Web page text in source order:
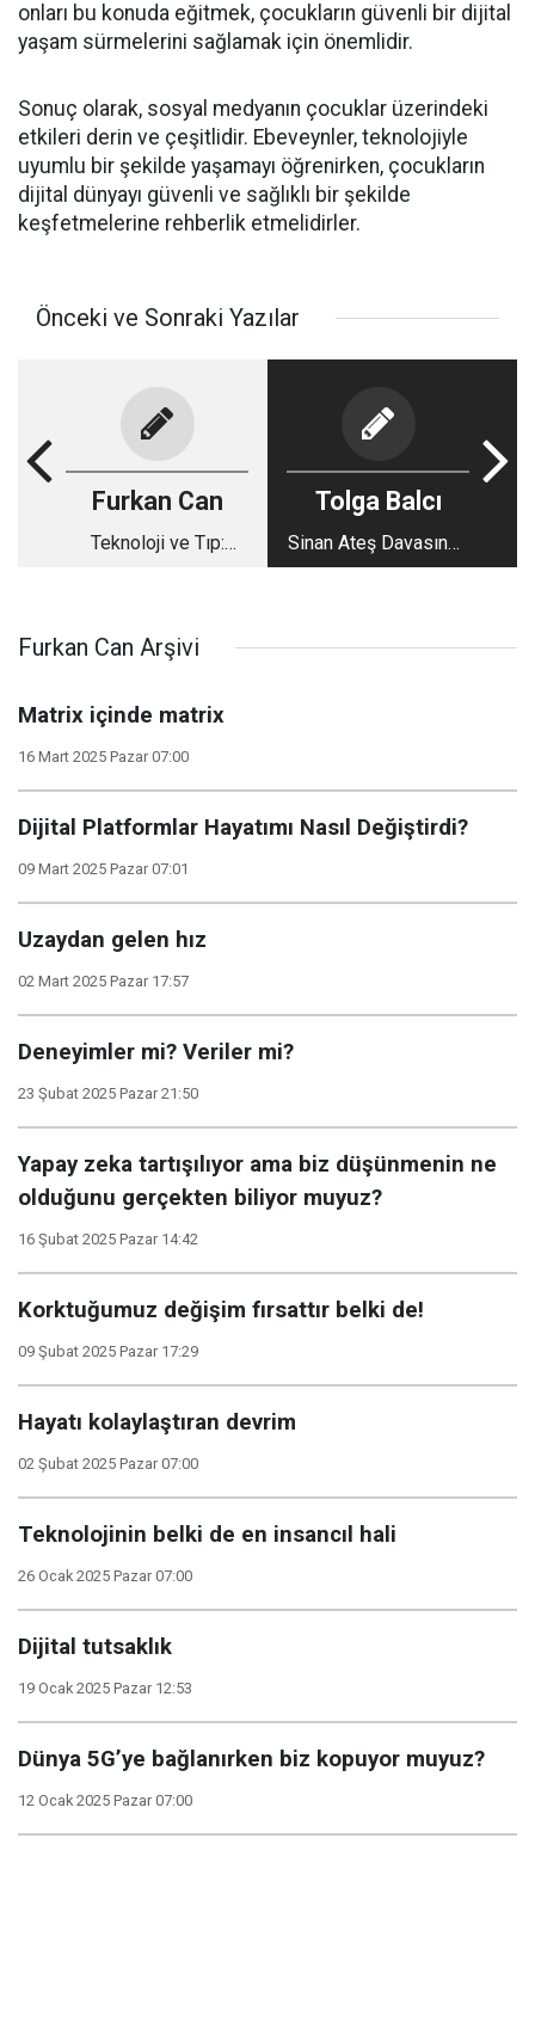
onları bu konuda eğitmek, çocukların güvenli bir dijital
yaşam sürmelerini sağlamak için önemlidir.
Sonuç olarak, sosyal medyanın çocuklar üzerindeki
etkileri derin ve çeşitlidir. Ebeveynler, teknolojiyle
uyumlu bir şekilde yaşamayı öğrenirken, çocukların
dijital dünyayı güvenli ve sağlıklı bir şekilde
keşfetmelerine rehberlik etmelidirler.
Önceki ve Sonraki Yazılar
Furkan Can
Teknoloji ve Tıp:
Tolga Balcı
Sinan Ateş Davasında
Gazeteciliğin Rolü
Furkan Can Arşivi
Matrix içinde matrix
16 Mart 2025 Pazar 07:00
Dijital Platformlar Hayatımı Nasıl Değiştirdi?
09 Mart 2025 Pazar 07:01
Uzaydan gelen hız
02 Mart 2025 Pazar 17:57
Deneyimler mi? Veriler mi?
23 Şubat 2025 Pazar 21:50
Yapay zeka tartışılıyor ama biz düşünmenin ne
olduğunu gerçekten biliyor muyuz?
16 Şubat 2025 Pazar 14:42
Korktuğumuz değişim fırsattır belki de!
09 Şubat 2025 Pazar 17:29
Hayatı kolaylaştıran devrim
02 Şubat 2025 Pazar 07:00
Teknolojinin belki de en insancıl hali
26 Ocak 2025 Pazar 07:00
Dijital tutsaklık
19 Ocak 2025 Pazar 12:53
Dünya 5G’ye bağlanırken biz kopuyor muyuz?
12 Ocak 2025 Pazar 07:00